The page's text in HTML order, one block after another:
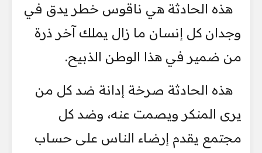
هذه الحادثة هي ناقوس خطر يدق في
وجدان كل إنسان ما زال يملك آخر ذرة
من ضمير في هذا الوطن الذبيح.
هذه الحادثة صرخة إدانة ضد كل من
يرى المنكر ويصمت عنه، وضد كل
مجتمع يقدم إرضاء الناس على حساب